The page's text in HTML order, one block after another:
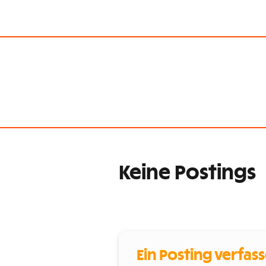
Keine Postings
Ein Posting